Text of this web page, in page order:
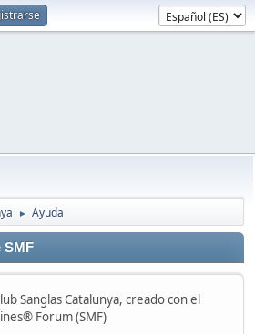
► Ayuda
SMF
Sanglas Catalunya, creado con el
Forum (SMF)